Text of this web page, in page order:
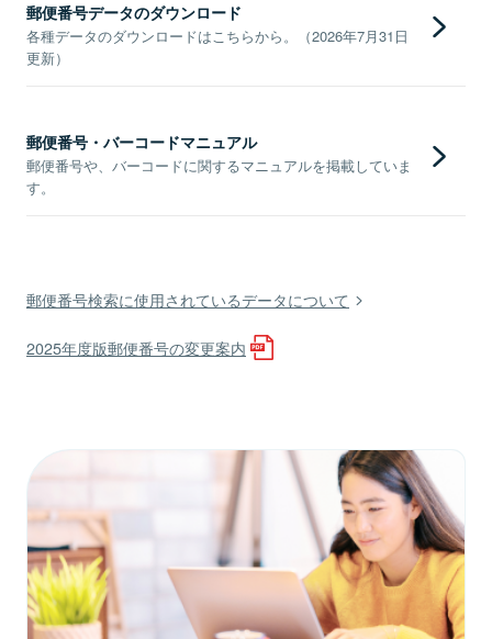
郵便番号データのダウンロード
各種データのダウンロードはこちらから。（2026年7月31日
更新）
郵便番号・バーコードマニュアル
郵便番号や、バーコードに関するマニュアルを掲載していま
す。
郵便番号検索に使用されているデータについて
2025年度版郵便番号の変更案内